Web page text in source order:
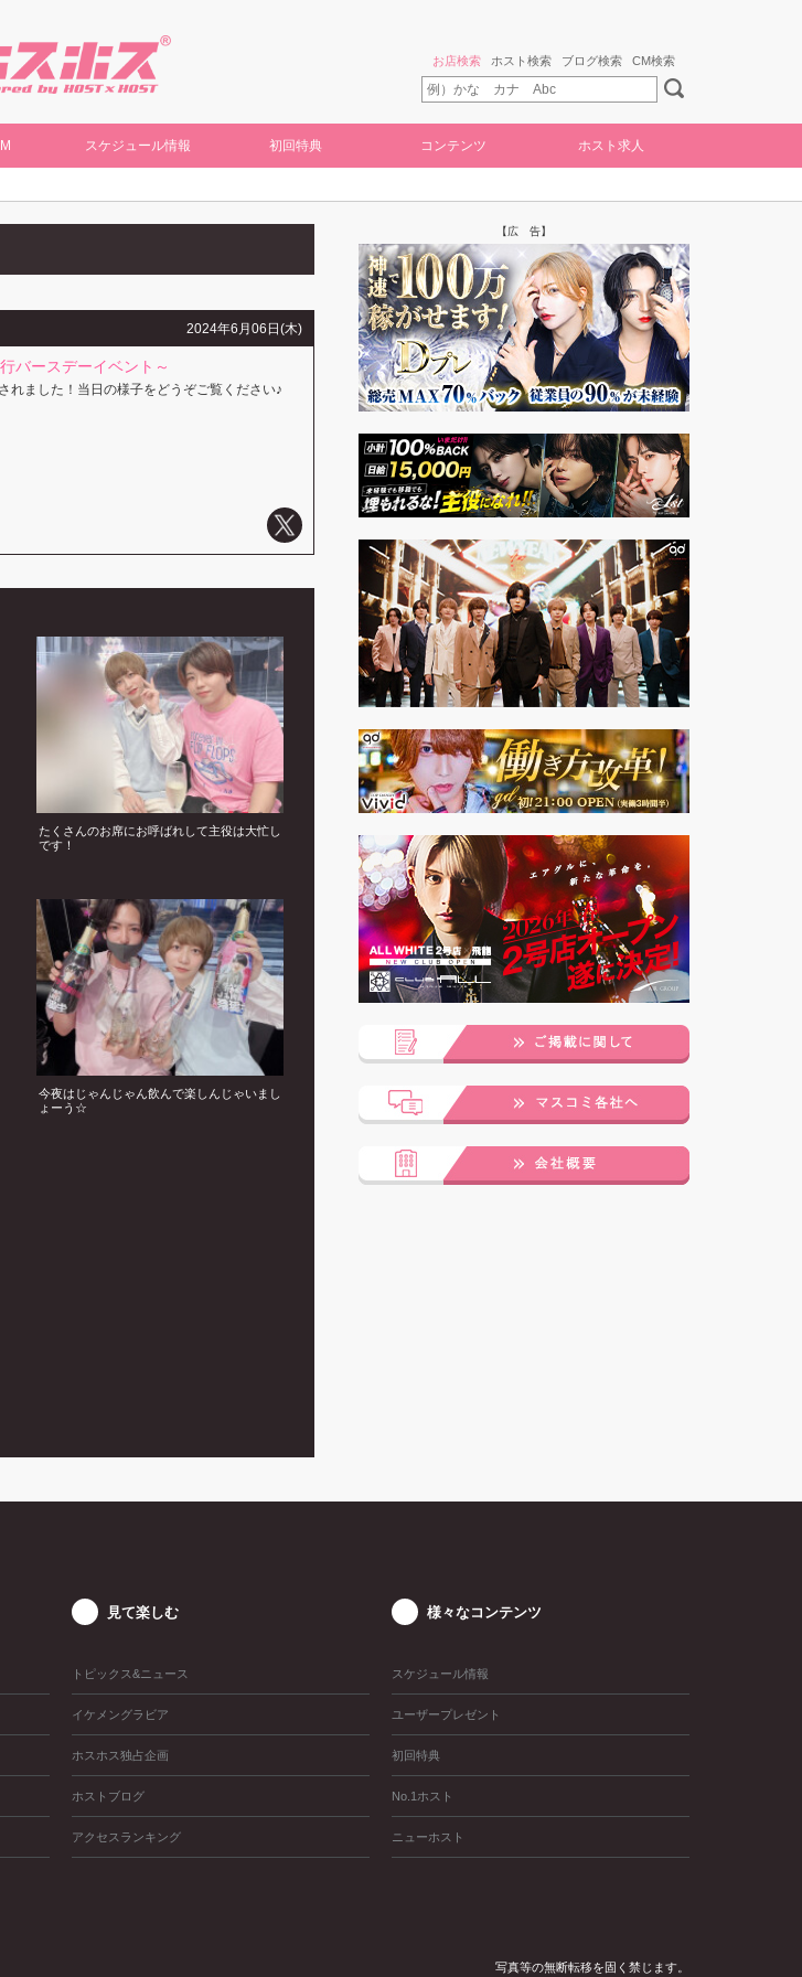
お店検索 ホスト検索 ブログ検索 CM検索
スケジュール情報 初回特典 コンテンツ ホスト求人
2024年6月06日(木)
バースデーイベント～
れました！当日の様子をどうぞご覧ください♪
たくさんのお席にお呼ばれして主役は大忙し
です！
今夜はじゃんじゃん飲んで楽しんじゃいまし
ょーう☆
【広 告】
見て楽しむ
トピックス&ニュース
イケメングラビア
ホスホス独占企画
ホストブログ
アクセスランキング
様々なコンテンツ
スケジュール情報
ユーザープレゼント
初回特典
No.1ホスト
ニューホスト
写真等の無断転移を固く禁じます。